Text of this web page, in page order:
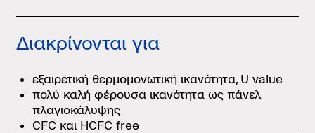
Διακρίνονται για
εξαιρετική θερμομονωτική ικανότητα, U value
πολύ καλή φέρουσα ικανότητα ως πάνελ
πλαγιοκάλυψης
CFC και HCFC free